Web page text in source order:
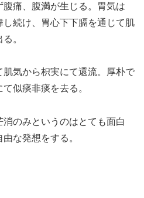
痛、腹満が生じる。胃気は
続け、胃心下下膈を通じて肌
。
気から枳実にて還流。厚朴で
似痰非痰を去る。
のみというのはとても面白
な発想をする。